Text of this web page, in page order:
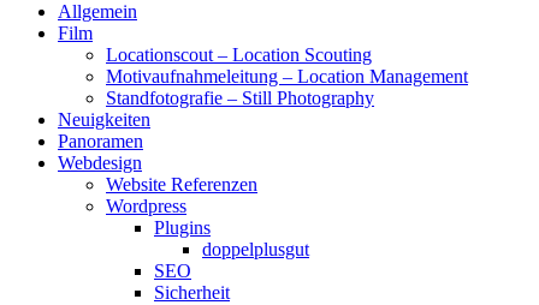
Allgemein
Film
Locationscout – Location Scouting
Motivaufnahmeleitung – Location Management
Standfotografie – Still Photography
Neuigkeiten
Panoramen
Webdesign
Website Referenzen
Wordpress
Plugins
doppelplusgut
SEO
Sicherheit